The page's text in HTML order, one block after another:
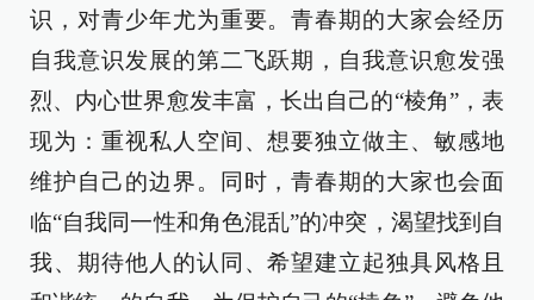
识，对青少年尤为重要。青春期的大家会经历
自我意识发展的第二飞跃期，自我意识愈发强
烈、内心世界愈发丰富，长出自己的“棱角”，表
现为：重视私人空间、想要独立做主、敏感地
维护自己的边界。同时，青春期的大家也会面
临“自我同一性和角色混乱”的冲突，渴望找到自
我、期待他人的认同、希望建立起独具风格且